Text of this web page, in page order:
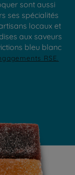
sont aussi
ses spécialités
locaux et
aux saveurs
bleu blanc
RSE.